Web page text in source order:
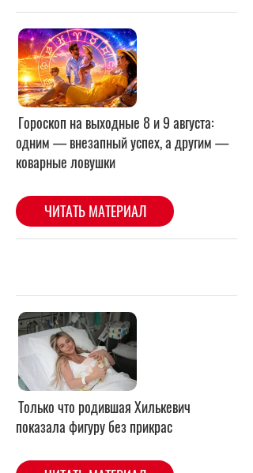
Только что родившая Хилькевич
показала фигуру без прикрас